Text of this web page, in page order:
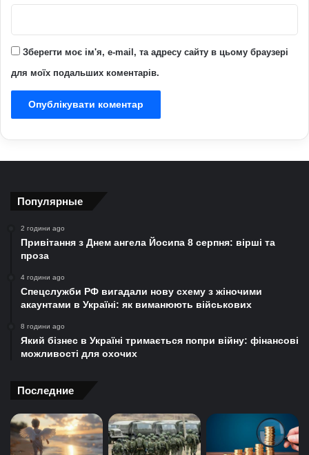
Зберегти моє ім'я, e-mail, та адресу сайту в цьому браузері
для моїх подальших коментарів.
Популярные
2 години ago
Привітання з Днем ангела Йосипа 8 серпня: вірші та
проза
4 години ago
Спецслужби РФ вигадали нову схему з жіночими
акаунтами в Україні: як виманюють військових
8 години ago
Який бізнес в Україні тримається попри війну: фінансові
можливості для охочих
Последние